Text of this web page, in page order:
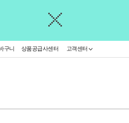
구니 상품공급사센터 고객센터